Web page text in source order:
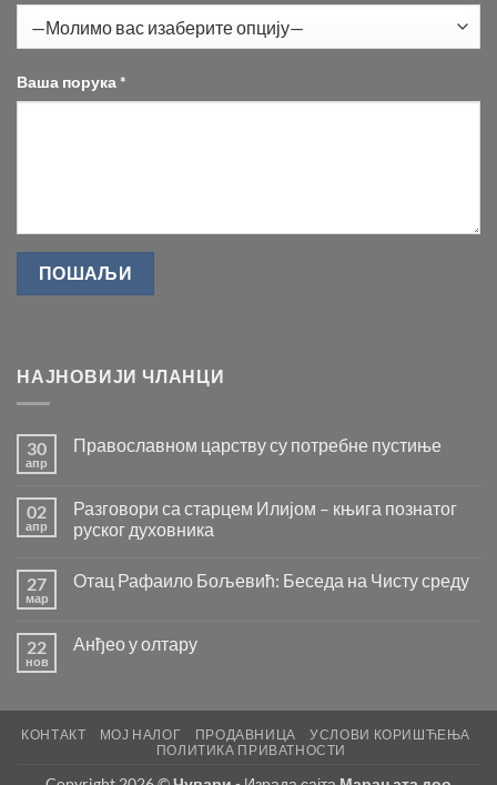
Ваша порука *
НАЈНОВИЈИ ЧЛАНЦИ
30
апр
Православном царству су потребне пустиње
Православном
царству
су
02
апр
Разговори са старцем Илијом – књига познатог
руског духовника
на
Разговори
Илијом
–
духовника
27
мар
Отац Рафаило Бољевић: Беседа на Чисту среду
Отац
среду
22
нов
Анђео у олтару
Анђео
олтару
КОНТАКТ МОЈ НАЛОГ ПРОДАВНИЦА
УСЛОВИ КОРИШЋЕЊА
ПОЛИТИКА ПРИВАТНОСТИ